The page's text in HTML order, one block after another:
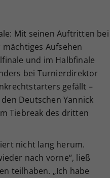
Mit seinen Auftritten bei
Aufsehen
und im Halbfinale
bei Turnierdirektor
gefällt –
Deutschen Yannick
Tiebreak des dritten
nicht lang herum.
nach vorne“, ließ
teilhaben. „Ich habe